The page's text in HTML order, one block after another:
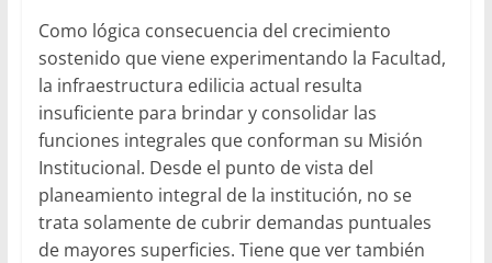
Como lógica consecuencia del crecimiento
sostenido que viene experimentando la Facultad,
la infraestructura edilicia actual resulta
insuficiente para brindar y consolidar las
funciones integrales que conforman su Misión
Institucional. Desde el punto de vista del
planeamiento integral de la institución, no se
trata solamente de cubrir demandas puntuales
de mayores superficies. Tiene que ver también